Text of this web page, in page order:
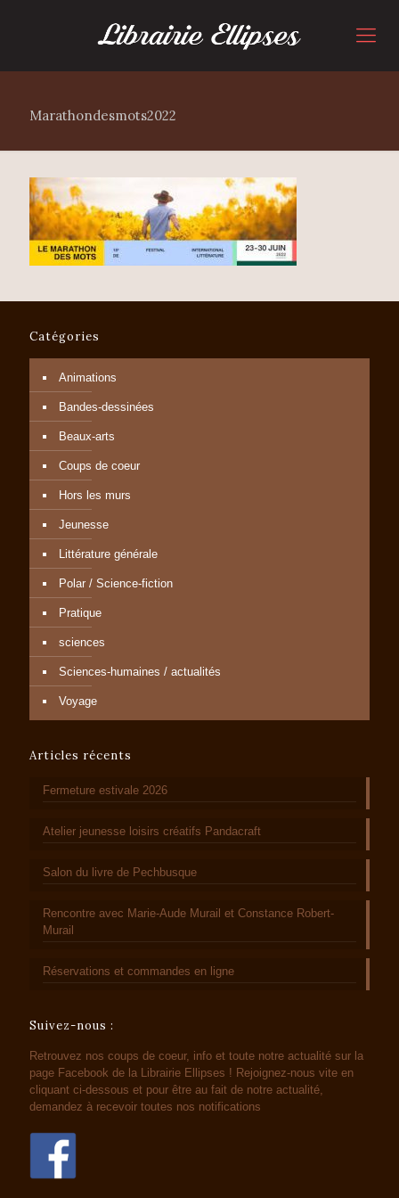
Marathondesmots2022
Catégories
Animations
Bandes-dessinées
Beaux-arts
Coups de coeur
Hors les murs
Jeunesse
Littérature générale
Polar / Science-fiction
Pratique
sciences
Sciences-humaines / actualités
Voyage
Articles récents
Fermeture estivale 2026
Atelier jeunesse loisirs créatifs Pandacraft
Salon du livre de Pechbusque
Rencontre avec Marie-Aude Murail et Constance Robert-
Murail
Réservations et commandes en ligne
Suivez-nous :
Retrouvez nos coups de coeur, info et toute notre actualité sur la
page Facebook de la Librairie Ellipses ! Rejoignez-nous vite en
cliquant ci-dessous et pour être au fait de notre actualité,
demandez à recevoir toutes nos notifications